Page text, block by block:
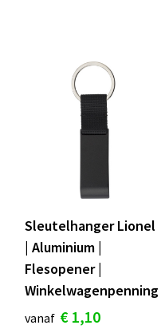
Sleutelhanger Lionel
| Aluminium |
Flesopener |
Winkelwagenpenning
vanaf € 1,10